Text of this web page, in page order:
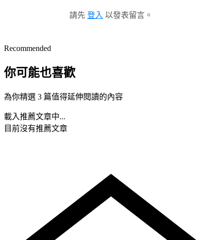
請先 登入 以發表留言。
Recommended
你可能也喜歡
為你精選 3 篇值得延伸閱讀的內容
載入推薦文章中...
目前沒有推薦文章